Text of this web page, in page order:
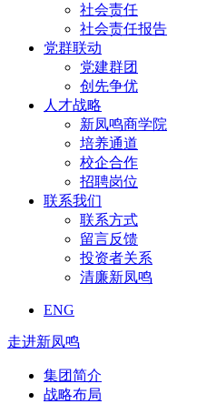
社会责任
社会责任报告
党群联动
党建群团
创先争优
人才战略
新凤鸣商学院
培养通道
校企合作
招聘岗位
联系我们
联系方式
留言反馈
投资者关系
清廉新凤鸣
ENG
走进新凤鸣
集团简介
战略布局